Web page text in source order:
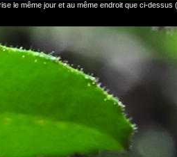
le même jour et au même endroit que ci-